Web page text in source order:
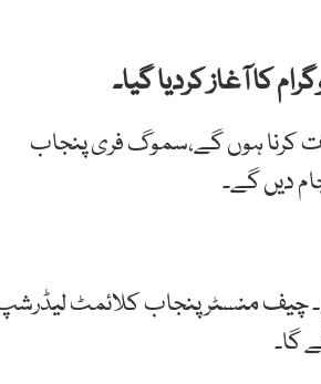
کا آغاز کردیا گیا۔
کرنا ہوں گے،سموگ فری پنجاب
دیں گے۔
ہیں۔ چیف منسٹر پنجاب کلائمٹ